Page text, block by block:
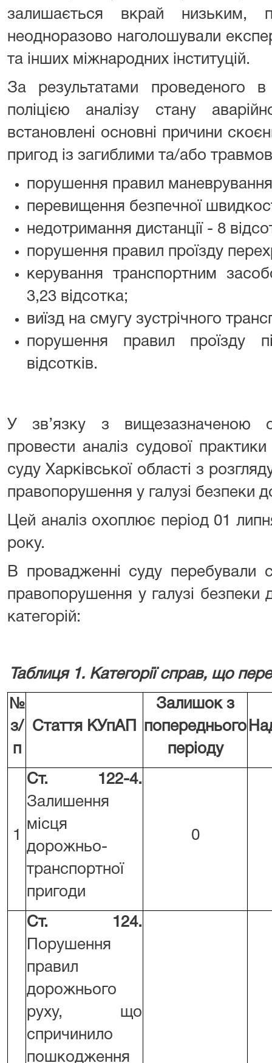
залишається вкрай
неодноразово наголошували
та інших міжнародних інституцій.
За результатами проведеного
поліцією аналізу стану
встановлені основні причини
пригод із загиблими та/або
порушення правил
перевищення безпечної
недотримання дистанції - 8
порушення правил проїзду
керування транспортним
3,23 відсотка;
виїзд на смугу зустрічного
порушення правил проїзду
відсотків.
У зв’язку з вищезазначеною
провести аналіз судової
суду Харківської області з
правопорушення у галузі безпеки
Цей аналіз охоплює період 01
року.
В провадженні суду перебували
правопорушення у галузі безпеки
категорій:
Таблиця 1. Категорії справ, що
№
з/
п
Стаття КУпАП
Залишок з
попереднього
періоду
1
Ст. 122-4.
Залишення
місця
дорожньо-
транспортної
пригоди
0
Ст. 124.
Порушення
правил
дорожнього
руху, що
спричинило
пошкодження